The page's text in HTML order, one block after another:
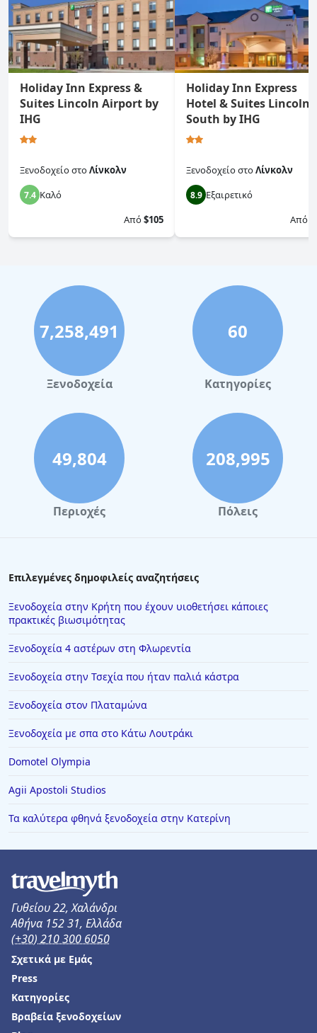
Holiday Inn Express &
Suites Lincoln Airport by
IHG
ΞενοδοχείοστοΛίνκολν
7.4 Καλό
Από$105
Holiday Inn Express
Hotel & Suites Lincoln
South by IHG
ΞενοδοχείοστοΛίνκολν
8.9 Εξαιρετικό
Από
7,258,491
Ξενοδοχεία
60
Κατηγορίες
49,804
Περιοχές
208,995
Πόλεις
Επιλεγμένες δημοφιλείς αναζητήσεις
Ξενοδοχεία στην Κρήτη που έχουν υιοθετήσει κάποιες
πρακτικές βιωσιμότητας
Ξενοδοχεία 4 αστέρων στη Φλωρεντία
Ξενοδοχεία στην Τσεχία που ήταν παλιά κάστρα
Ξενοδοχεία στον Πλαταμώνα
Ξενοδοχεία με σπα στο Κάτω Λουτράκι
Domotel Olympia
Agii Apostoli Studios
Τα καλύτερα φθηνά ξενοδοχεία στην Κατερίνη
Γυθείου 22, Χαλάνδρι
Αθήνα 152 31, Ελλάδα
(+30) 210 300 6050
Σχετικά με Εμάς
Press
Κατηγορίες
Βραβεία ξενοδοχείων